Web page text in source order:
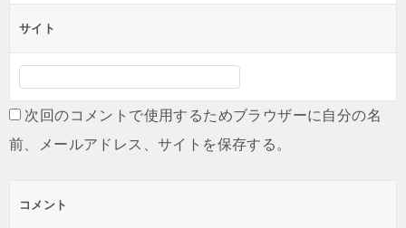
サイト
次回のコメントで使用するためブラウザーに自分の名
前、メールアドレス、サイトを保存する。
コメント